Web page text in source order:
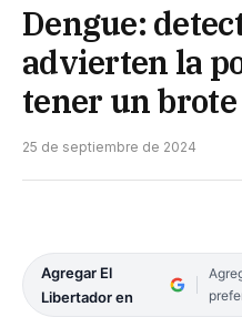
Dengue:
advierten la
tener un brote
25 de septiembre de 2024
Agregar El
Libertador en